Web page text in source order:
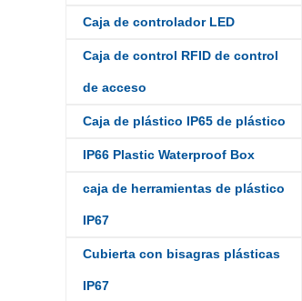
Caja de controlador LED
Caja de control RFID de control
de acceso
Caja de plástico IP65 de plástico
IP66 Plastic Waterproof Box
caja de herramientas de plástico
IP67
Cubierta con bisagras plásticas
IP67